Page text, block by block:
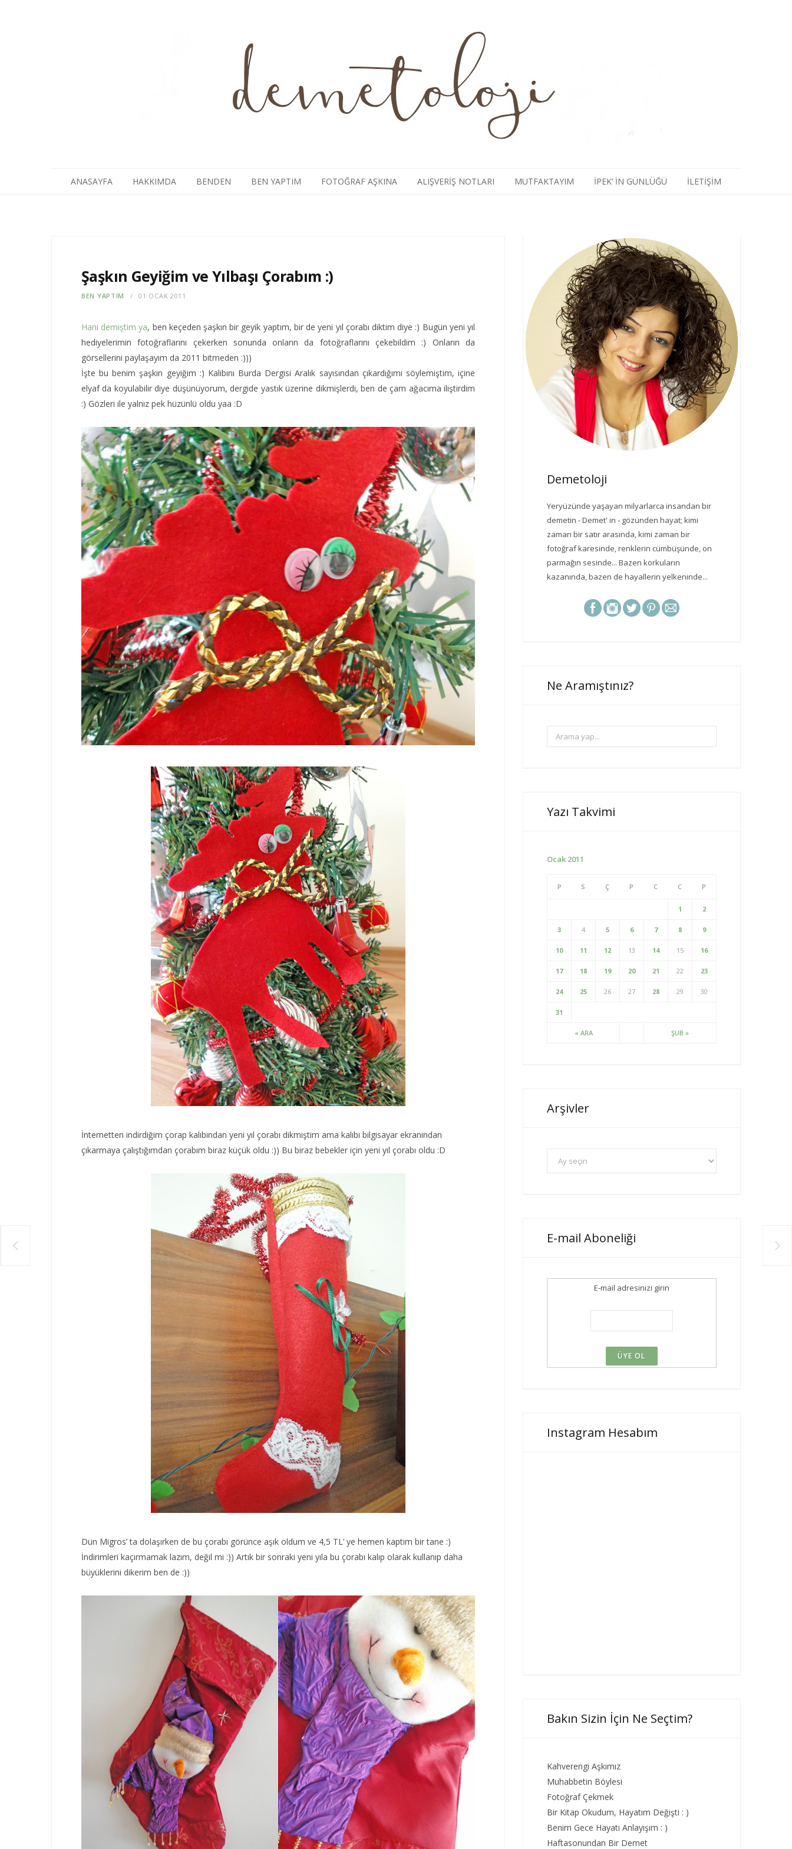
ANASAYFA HAKKIMDA BENDEN BEN YAPTIM FOTOĞRAF AŞKINA ALIŞVERIŞ NOTLARI MUTFAKTAYIM İPEK’ IN GÜNLÜĞÜ İLETIŞIM
Şaşkın Geyiğim ve Yılbaşı Çorabım :)
BEN YAPTIM 01 OCAK 2011
Hani demiştim ya, ben keçeden şaşkın bir geyik yaptım, bir de yeni yıl çorabı diktim diye :) Bugün yeni yıl
hediyelerimin fotoğraflarını çekerken sonunda onların da fotoğraflarını çekebildim :) Onların da
görsellerini paylaşayım da 2011 bitmeden :)))
İşte bu benim şaşkın geyiğim :) Kalıbını Burda Dergisi Aralık sayısından çıkardığımı söylemiştim, içine
elyaf da koyulabilir diye düşünüyorum, dergide yastık üzerine dikmişlerdi, ben de çam ağacıma iliştirdim
:) Gözleri ile yalnız pek hüzünlü oldu yaa :D
İnternetten indirdiğim çorap kalıbından yeni yıl çorabı dikmiştim ama kalıbı bilgisayar ekranından
çıkarmaya çalıştığımdan çorabım biraz küçük oldu :)) Bu biraz bebekler için yeni yıl çorabı oldu :D
Dün Migros’ ta dolaşırken de bu çorabı görünce aşık oldum ve 4,5 TL’ ye hemen kaptım bir tane :)
İndirimleri kaçırmamak lazım, değil mi :)) Artık bir sonraki yeni yıla bu çorabı kalıp olarak kullanıp daha
büyüklerini dikerim ben de :))
Demetoloji
Yeryüzünde yaşayan milyarlarca insandan bir
demetin - Demet' in - gözünden hayat; kimi
zaman bir satır arasında, kimi zaman bir
fotoğraf karesinde, renklerin cümbüşünde, on
parmağın sesinde... Bazen korkuların
kazanında, bazen de hayallerin yelkeninde...
Ne Aramıştınız?
r
:Yazı Takvimi
Ocak 2011
P S Ç P C C P
« ARA ŞUB »
1 2
3 4 5 6 7 8 9
10 11 12 13 14 15 16
17 18 19 20 21 22 23
24 25 26 27 28 29 30
31
Arşivler
r
E-mail Aboneliği
E-mail adresinizi girin
Instagram Hesabım
Bakın Sizin İçin Ne Seçtim?
Kahverengi Aşkımız
Muhabbetin Böylesi
Fotoğraf Çekmek
Bir Kitap Okudum, Hayatım Değişti : )
Benim Gece Hayatı Anlayışım : )
Haftasonundan Bir Demet